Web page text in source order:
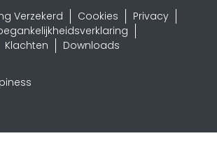
Verzekerd Cookies
Privacy
Klachten Downloads